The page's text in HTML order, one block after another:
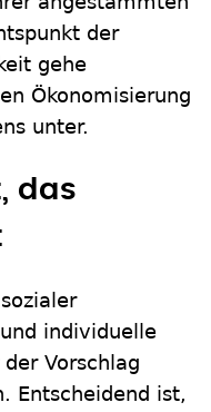
der
gehe
Ökonomisierung
unter.
das
individuelle
Vorschlag
Entscheidend ist,